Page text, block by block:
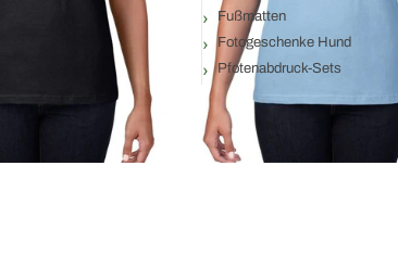
Fußmatten
Fotogeschenke Hund
Pfotenabdruck-Sets